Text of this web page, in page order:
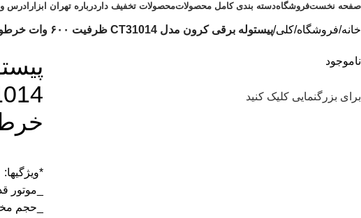
صفحه نخستفروشگاهدسته بندی کامل محصولاتمحصولات تخفیف دار درباره تهران ابزار ادرس
خانه فروشگاه کلی پیستوله برقی کرون مدل CT31014 ظرفیت ۶۰۰ وات خرطومی
ناموجود
برای بزرگنمایی کلیک کنید
*ویژگیها:
_موتور
_حجم مخزن 900